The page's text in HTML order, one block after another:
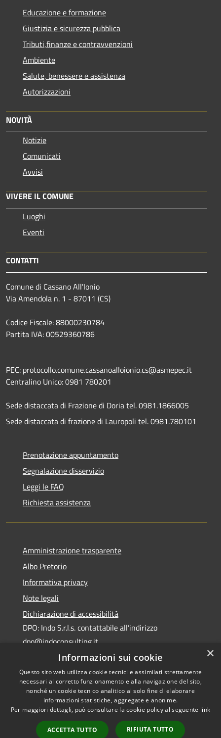
Educazione e formazione
Giustizia e sicurezza pubblica
Tributi,finanze e contravvenzioni
Ambiente
Salute, benessere e assistenza
Autorizzazioni
NOVITÀ
Notizie
Comunicati
Avvisi
VIVERE IL COMUNE
Luoghi
Eventi
CONTATTI
Comune di Cassano All'Ionio
Via Amendola n. 1 - 87011 (CS)
Codice Fiscale: 88000230784
Partita IVA: 00529360786
PEC: protocollo.comune.cassanoalloionio.cs@asmepec.it
Centralino Unico: 0981 780201
Sede distaccata di Frazione di Doria tel. 0981.1866005
Sede distaccata di frazione di Lauropoli tel. 0981.780101
Prenotazione appuntamento
Segnalazione disservizio
Leggi le FAQ
Richiesta assistenza
Amministrazione trasparente
Albo Pretorio
Informativa privacy
Note legali
Dichiarazione di accessibilità
DPO: Indo S.r.l.s. contattabile all’indirizzo
dpo@indoconsulting.it
Accessibilità
Copyright © 2026 • Comune di
Cassano All'Ionio • Powered by
Municipium•
Accesso
×
Informazioni sui cookie
Questo sito web utilizza cookie tecnici e assimilati strettamente
necessari al corretto funzionamento e alla navigazione del sito,
nonché un cookie tecnico analitico al solo fine di elaborare
informazioni statistiche, aggregate e anonime.
Per maggiori dettagli, può consultare la cookie policy al seguente link
ACCETTA TUTTO RIFIUTA TUTTO